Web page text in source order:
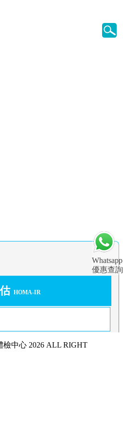
Whatsapp
優惠查詢
HOMA-IR
中心 2026 ALL RIGHT